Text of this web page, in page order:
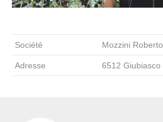
Société Mozzini Roberto
Adresse 6512 Giubiasco